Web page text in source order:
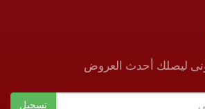
ليصلك أحدث العروض